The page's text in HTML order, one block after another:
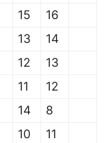
15
16
13
14
12
13
11
12
14
8
10
11